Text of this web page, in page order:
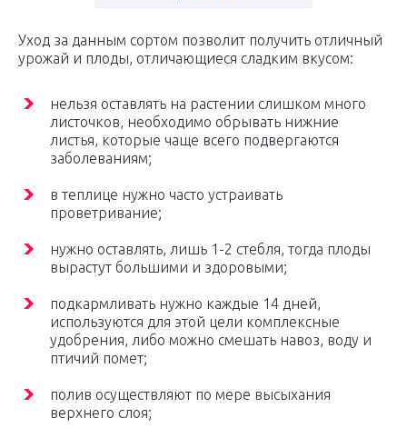
Уход за данным сортом позволит получить отличный
урожай и плоды, отличающиеся сладким вкусом:
нельзя оставлять на растении слишком много
листочков, необходимо обрывать нижние
листья, которые чаще всего подвергаются
заболеваниям;
в теплице нужно часто устраивать
проветривание;
нужно оставлять, лишь 1-2 стебля, тогда плоды
вырастут большими и здоровыми;
подкармливать нужно каждые 14 дней,
используются для этой цели комплексные
удобрения, либо можно смешать навоз, воду и
птичий помет;
полив осуществляют по мере высыхания
верхнего слоя;